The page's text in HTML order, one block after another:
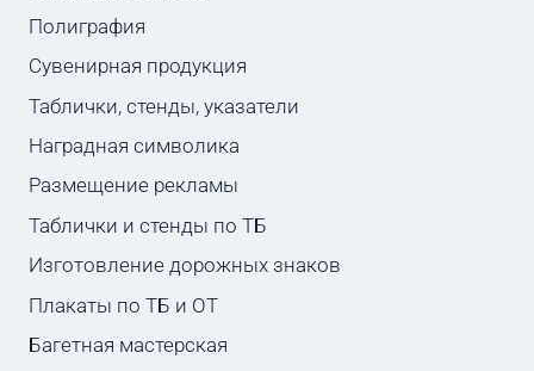
Полиграфия
Сувенирная продукция
Таблички, стенды, указатели
Наградная символика
Размещение рекламы
Таблички и стенды по ТБ
Изготовление дорожных знаков
Плакаты по ТБ и ОТ
Багетная мастерская